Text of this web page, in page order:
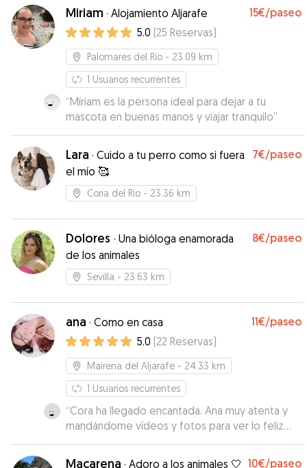
Miriam · Alojamiento Aljarafe 15€/paseo
5.0 (25 Reservas)
Palomares del Río - 23.09 km
1 Usuarios recurrentes
“Míriam es la persona ideal para dejar a tu
mascota en buenas manos y viajar tranquilo”
Lara · Cuido a tu perro como si fuera
el mío 🥰
7€/paseo
Coria del Río - 23.36 km
Dolores · Una bióloga enamorada
de los animales
8€/paseo
Sevilla - 23.63 km
ana · Como en casa 11€/paseo
5.0 (22 Reservas)
Mairena del Aljarafe - 24.33 km
1 Usuarios recurrentes
“Cora ha llegado encantada. Ana muy atenta y
mandándome vídeos y fotos para ver lo feliz
que estaba Cora. Repetiremos!!”
Macarena · Adoro a los animales 🤍 10€/paseo